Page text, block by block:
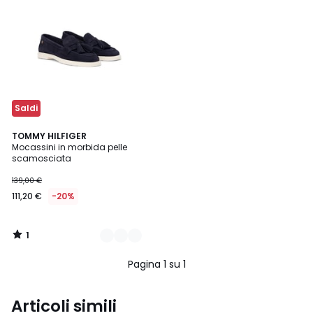
Saldi
TOMMY HILFIGER
Mocassini in morbida pelle
scamosciata
139,00 €
111,20 € -20%
1
/
5
2
Colori
1
/
Pagina 1 su 1
Articoli simili